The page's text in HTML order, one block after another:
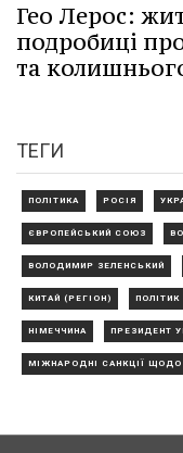
Гео Лерос:
подробиці
та
ТЕГИ
ПОЛІТИКА РОСІЯ
ЄВРОПЕЙСЬКИЙ СОЮЗ
ВОЛОДИМИР ЗЕЛЕНСЬКИЙ
КИТАЙ (РЕГІОН) ПОЛІТИК
НІМЕЧЧИНА ПРЕЗИДЕНТ
МІЖНАРОДНІ САНКЦІЇ